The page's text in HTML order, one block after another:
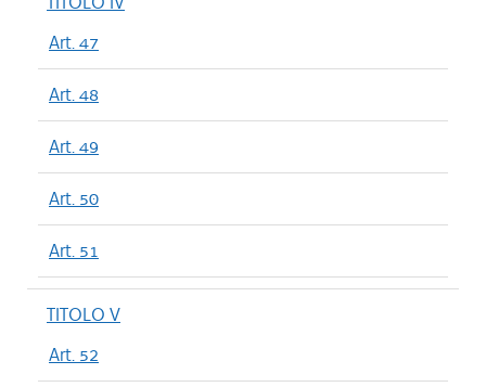
Art. 47
Art. 48
Art. 49
Art. 50
Art. 51
TITOLO V
Art. 52